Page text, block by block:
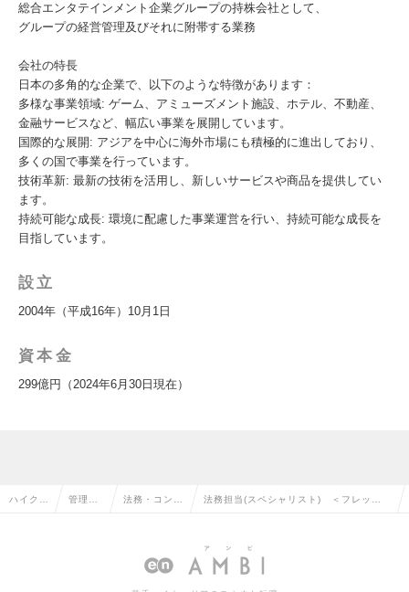
総合エンタテインメント企業グループの持株会社として、
グループの経営管理及びそれに附帯する業務
会社の特長
日本の多角的な企業で、以下のような特徴があります：
多様な事業領域: ゲーム、アミューズメント施設、ホテル、不動産、
金融サービスなど、幅広い事業を展開しています。
国際的な展開: アジアを中心に海外市場にも積極的に進出しており、
多くの国で事業を行っています。
技術革新: 最新の技術を活用し、新しいサービスや商品を提供してい
ます。
持続可能な成長: 環境に配慮した事業運営を行い、持続可能な成長を
目指しています。
設立
2004年（平成16年）10月1日
資本金
299億円（2024年6月30日現在）
ハイクラ 管理部 法務・コンプ 法務担当(スペシャリスト) ＜フレック
り＞の求人情報